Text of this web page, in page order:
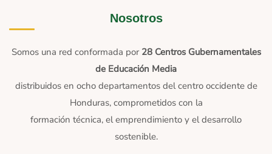
Nosotros
Somos una red conformada por 28 Centros Gubernamentales
de Educación Media
distribuidos en ocho departamentos del centro occidente de
Honduras, comprometidos con la
formación técnica, el emprendimiento y el desarrollo
sostenible.